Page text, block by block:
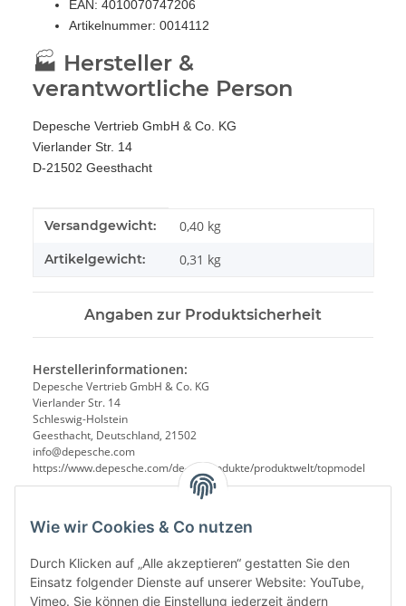
Wie wir Cookies & Co nutzen
Durch Klicken auf „Alle akzeptieren“ gestatten Sie den
Einsatz folgender Dienste auf unserer Website: YouTube,
Vimeo. Sie können die Einstellung jederzeit ändern
EAN: 4010070747206
Artikelnummer: 0014112
🏭 Hersteller &
verantwortliche Person
Depesche Vertrieb GmbH & Co. KG
Vierlander Str. 14
D-21502 Geesthacht
Produkteigenschaft
Wert
Versandgewicht: 0,40 kg
Artikelgewicht: 0,31 kg
Angaben zur Produktsicherheit
Herstellerinformationen:
Depesche Vertrieb GmbH & Co. KG
Vierlander Str. 14
Schleswig-Holstein
Geesthacht, Deutschland, 21502
info@depesche.com
https://www.depesche.com/de-de/produkte/produktwelt/topmodel